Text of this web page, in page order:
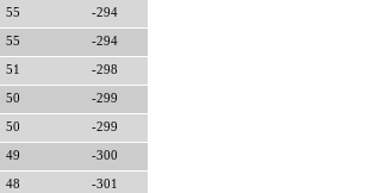
55 -294
55 -294
51 -298
50 -299
50 -299
49 -300
48 -301